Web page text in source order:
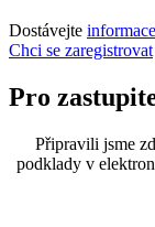
Dostávejte
Chci se zaregistrovat
Pro
Připravili jsme
podklady v